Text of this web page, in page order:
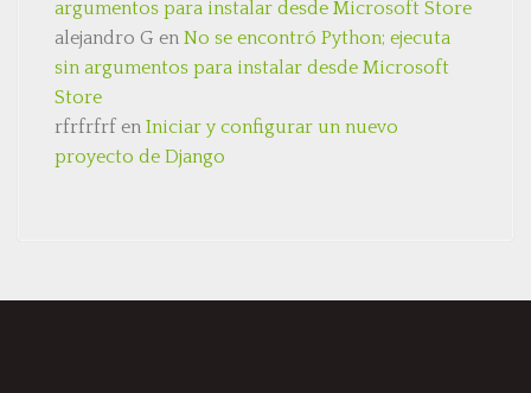
argumentos para instalar desde Microsoft Store
alejandro G en No se encontró Python; ejecuta
sin argumentos para instalar desde Microsoft
Store
rfrfrfrf en Iniciar y configurar un nuevo
proyecto de Django